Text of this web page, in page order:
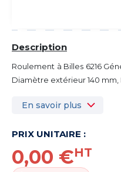
Description
Roulement à Billes 6216
Diamètre extérieur 140 mm,
En savoir plus
PRIX UNITAIRE :
0,00 €HT